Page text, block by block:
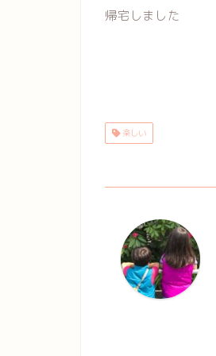
帰宅しました
楽しい